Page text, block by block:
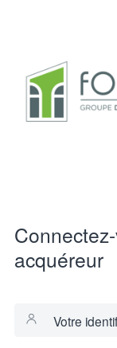
Connectez-vous à votre espace
acquéreur
Votre